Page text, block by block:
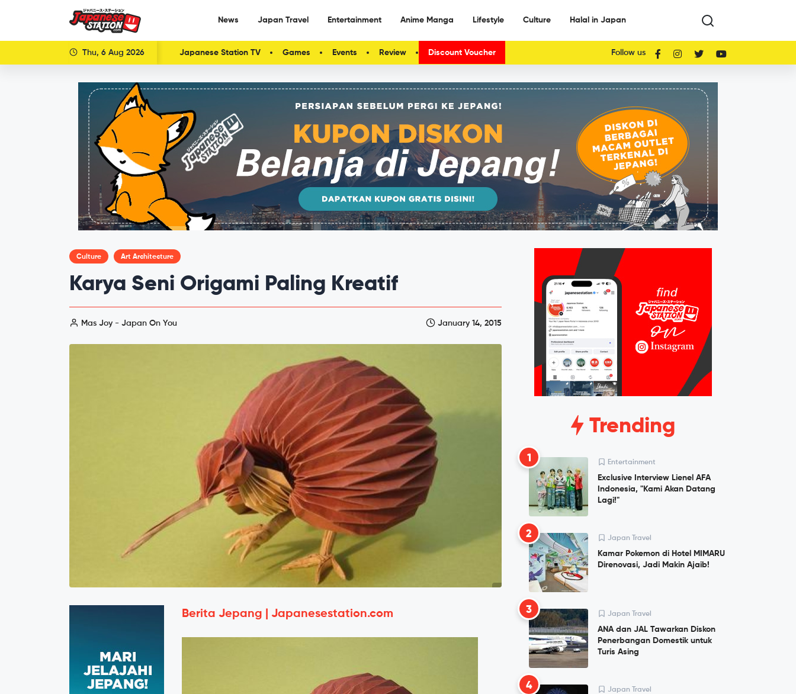
News Japan Travel Entertainment Anime Manga Lifestyle Culture Halal in Japan
Thu, 6 Aug 2026 Japanese Station TV Games Events Review Discount Voucher Follow us
Culture Art Architecture
Karya Seni Origami Paling Kreatif
Mas Joy - Japan On You January 14, 2015
Berita Jepang | Japanesestation.com
Trending
1 Entertainment
Exclusive Interview Lienel AFA
Indonesia, "Kami Akan Datang
Lagi!"
2 Japan Travel
Kamar Pokemon di Hotel MIMARU
Direnovasi, Jadi Makin Ajaib!
3 Japan Travel
ANA dan JAL Tawarkan Diskon
Penerbangan Domestik untuk
Turis Asing
4 Japan Travel